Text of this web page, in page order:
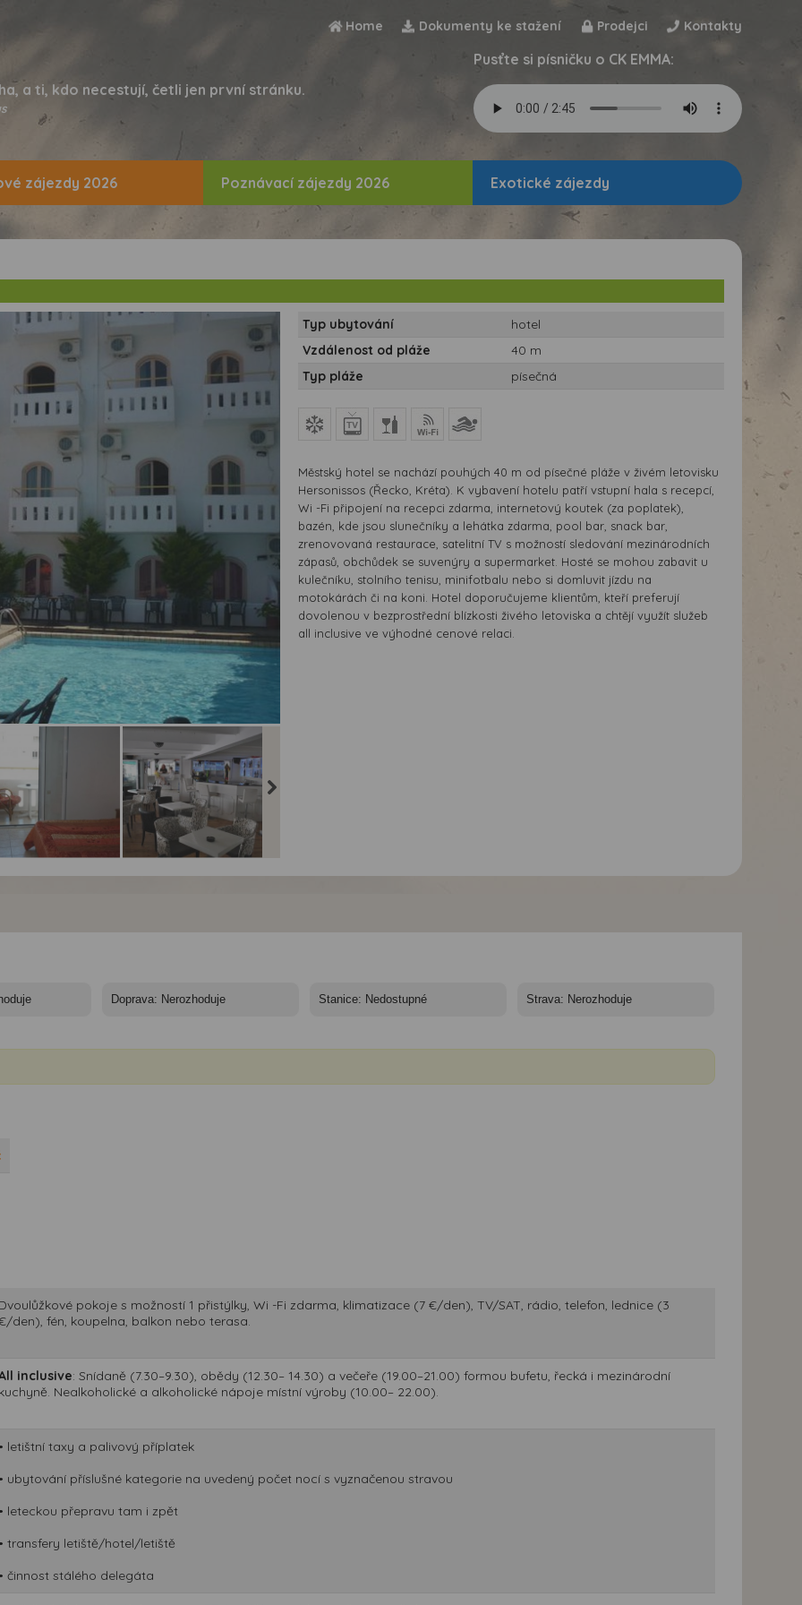
Home Dokumenty ke stažení Prodejci Kontakty
a ti, kdo necestují, četli jen první stránku.
Pusťte si písničku o CK EMMA:
zájezdy 2026 Poznávací zájezdy 2026 Exotické zájezdy
Typ ubytování
hotel
Vzdálenost od pláže
40 m
Typ pláže
písečná
Městský hotel se nachází pouhých 40 m od písečné pláže v živém letovisku
Hersonissos (Řecko, Kréta). K vybavení hotelu patří vstupní hala s recepcí,
Wi -Fi připojení na recepci zdarma, internetový koutek (za poplatek),
bazén, kde jsou slunečníky a lehátka zdarma, pool bar, snack bar,
zrenovovaná restaurace, satelitní TV s možností sledování mezinárodních
zápasů, obchůdek se suvenýry a supermarket. Hosté se mohou zabavit u
kulečníku, stolního tenisu, minifotbalu nebo si domluvit jízdu na
motokárách či na koni. Hotel doporučujeme klientům, kteří preferují
dovolenou v bezprostřední blízkosti živého letoviska a chtějí využít služeb
all inclusive ve výhodné cenové relaci.
pokoje s možností 1 přistýlky, Wi -Fi zdarma, klimatizace (7 €/den), TV/SAT, rádio, telefon, lednice (3
den), fén, koupelna, balkon nebo terasa.
inclusive: Snídaně (7.30–9.30), obědy (12.30– 14.30) a večeře (19.00–21.00) formou bufetu, řecká i mezinárodní
Nealkoholické a alkoholické nápoje místní výroby (10.00– 22.00).
letištní taxy a palivový příplatek
ubytování příslušné kategorie na uvedený počet nocí s vyznačenou stravou
leteckou přepravu tam i zpět
transfery letiště/hotel/letiště
činnost stálého delegáta